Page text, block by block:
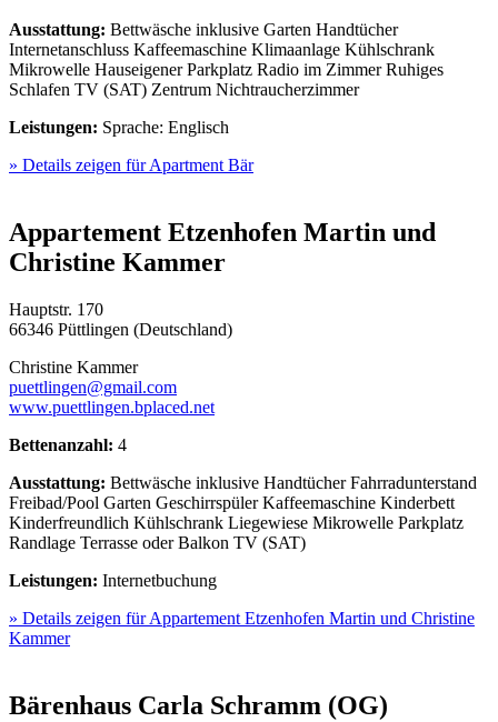
Ausstattung: Bettwäsche inklusive Garten Handtücher
Internetanschluss Kaffeemaschine Klimaanlage Kühlschrank
Mikrowelle Hauseigener Parkplatz Radio im Zimmer Ruhiges
Schlafen TV (SAT) Zentrum Nichtraucherzimmer
Leistungen: Sprache: Englisch
» Details zeigen für Apartment Bär
Appartement Etzenhofen Martin und
Christine Kammer
Hauptstr. 170
66346 Püttlingen (Deutschland)
Christine Kammer
puettlingen@gmail.com
www.puettlingen.bplaced.net
Bettenanzahl: 4
Ausstattung: Bettwäsche inklusive Handtücher Fahrradunterstand
Freibad/Pool Garten Geschirrspüler Kaffeemaschine Kinderbett
Kinderfreundlich Kühlschrank Liegewiese Mikrowelle Parkplatz
Randlage Terrasse oder Balkon TV (SAT)
Leistungen: Internetbuchung
» Details zeigen für Appartement Etzenhofen Martin und Christine
Kammer
Bärenhaus Carla Schramm (OG)